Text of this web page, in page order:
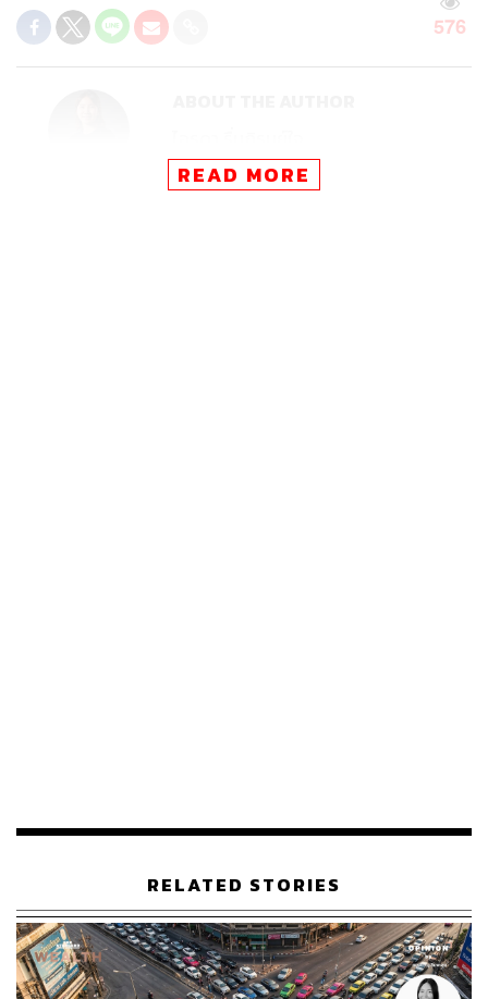
576
ครีเอทีฟกองวิดีโอ ประจำสำนักข่าว THE
STANDARD
READ MORE
RELATED STORIES